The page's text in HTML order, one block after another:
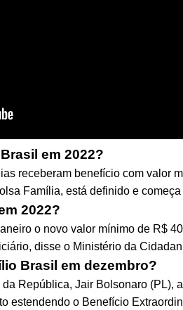
em 2022?
receberam benefício com valor
Família, está definido e
2022?
o novo valor mínimo de R$
disse o Ministério da
Brasil em dezembro?
República, Jair Bolsonaro
estendendo o Benefício